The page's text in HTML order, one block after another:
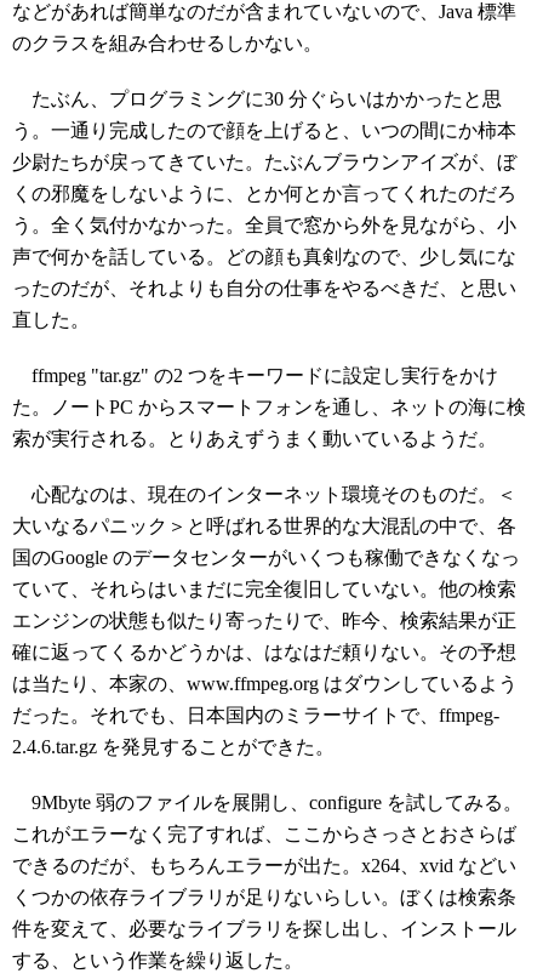
などがあれば簡単なのだが含まれていないので、Java 標準
のクラスを組み合わせるしかない。
たぶん、プログラミングに30 分ぐらいはかかったと思
う。一通り完成したので顔を上げると、いつの間にか柿本
少尉たちが戻ってきていた。たぶんブラウンアイズが、ぼ
くの邪魔をしないように、とか何とか言ってくれたのだろ
う。全く気付かなかった。全員で窓から外を見ながら、小
声で何かを話している。どの顔も真剣なので、少し気にな
ったのだが、それよりも自分の仕事をやるべきだ、と思い
直した。
ffmpeg "tar.gz" の2 つをキーワードに設定し実行をかけ
た。ノートPC からスマートフォンを通し、ネットの海に検
索が実行される。とりあえずうまく動いているようだ。
心配なのは、現在のインターネット環境そのものだ。＜
大いなるパニック＞と呼ばれる世界的な大混乱の中で、各
国のGoogle のデータセンターがいくつも稼働できなくなっ
ていて、それらはいまだに完全復旧していない。他の検索
エンジンの状態も似たり寄ったりで、昨今、検索結果が正
確に返ってくるかどうかは、はなはだ頼りない。その予想
は当たり、本家の、www.ffmpeg.org はダウンしているよう
だった。それでも、日本国内のミラーサイトで、ffmpeg-
2.4.6.tar.gz を発見することができた。
9Mbyte 弱のファイルを展開し、configure を試してみる。
これがエラーなく完了すれば、ここからさっさとおさらば
できるのだが、もちろんエラーが出た。x264、xvid などい
くつかの依存ライブラリが足りないらしい。ぼくは検索条
件を変えて、必要なライブラリを探し出し、インストール
する、という作業を繰り返した。